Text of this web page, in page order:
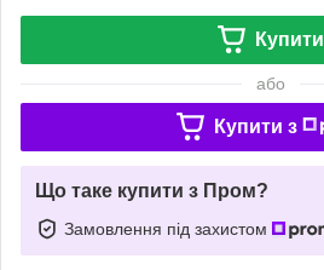
Купити
або
Купити з
Що таке купити з Пром?
Замовлення під захистом